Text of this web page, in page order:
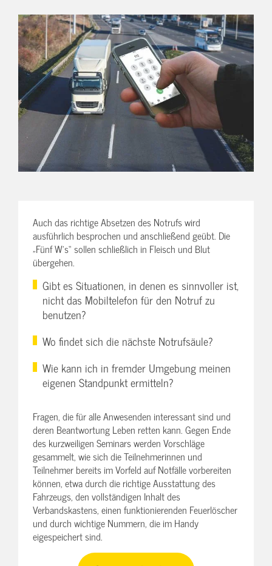
Auch das richtige Absetzen des Notrufs wird
ausführlich besprochen und anschließend geübt. Die
„Fünf W’s“ sollen schließlich in Fleisch und Blut
übergehen.
Gibt es Situationen, in denen es sinnvoller ist,
nicht das Mobiltelefon für den Notruf zu
benutzen?
Wo findet sich die nächste Notrufsäule?
Wie kann ich in fremder Umgebung meinen
eigenen Standpunkt ermitteln?
Fragen, die für alle Anwesenden interessant sind und
deren Beantwortung Leben retten kann. Gegen Ende
des kurzweiligen Seminars werden Vorschläge
gesammelt, wie sich die Teilnehmerinnen und
Teilnehmer bereits im Vorfeld auf Notfälle vorbereiten
können, etwa durch die richtige Ausstattung des
Fahrzeugs, den vollständigen Inhalt des
Verbandskastens, einen funktionierenden Feuerlöscher
und durch wichtige Nummern, die im Handy
eigespeichert sind.